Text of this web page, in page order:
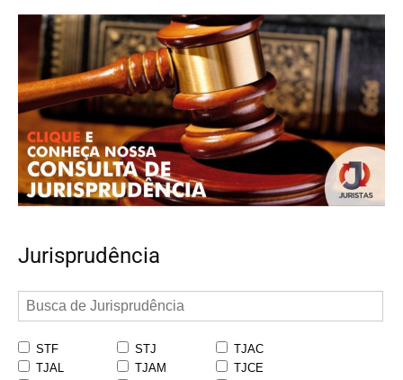
Jurisprudência
STF STJ
TJAC
TJAL
TJAM
TJCE